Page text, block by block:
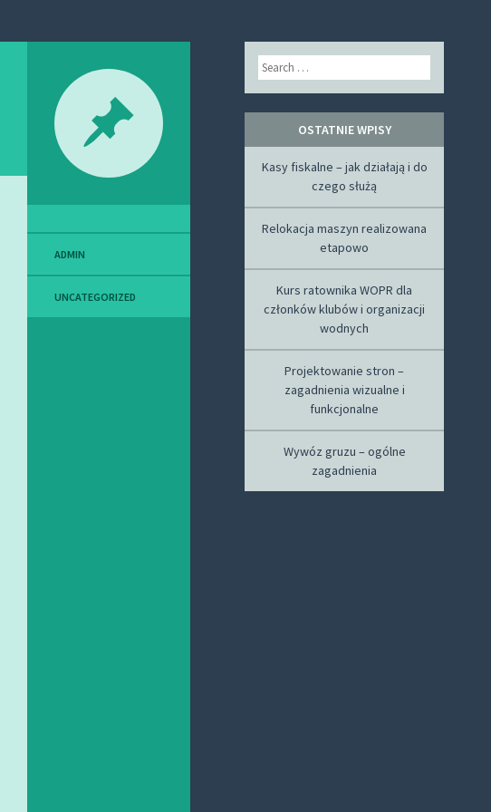
ADMIN
UNCATEGORIZED
Search
OSTATNIE WPISY
Kasy fiskalne – jak działają i do
czego służą
Relokacja maszyn realizowana
etapowo
Kurs ratownika WOPR dla
członków klubów i organizacji
wodnych
Projektowanie stron –
zagadnienia wizualne i
funkcjonalne
Wywóz gruzu – ogólne
zagadnienia